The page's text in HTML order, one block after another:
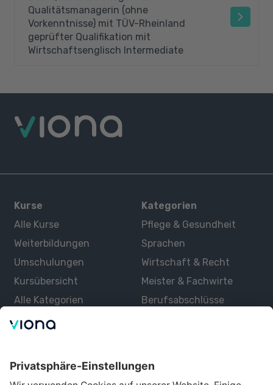
Qualitätsmanagerin (ohne
Vorkenntnisse) mit TÜV-Rheinland
geprüfter Qualifikation mit
Wirtschaftsenglisch Intermediate
Kurse
Alle Kurse
Weiterbildungen
Umschulungen
Kursübersicht
Alle Kategorien
Kategorien
Pflege & Gesundheit
Sprachen
Wirtschaft & Recht
Meister & Fachwirte
Berufsabschlüsse
Über uns
Lernen mit Viona